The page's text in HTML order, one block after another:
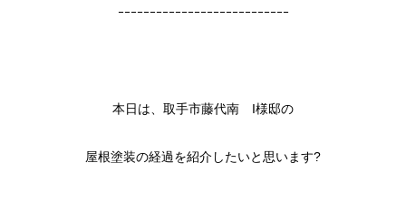
ｰｰｰｰｰｰｰｰｰｰｰｰｰｰｰｰｰｰｰｰｰｰｰｰｰｰｰ
本日は、取手市藤代南 I様邸の
屋根塗装の経過を紹介したいと思います?